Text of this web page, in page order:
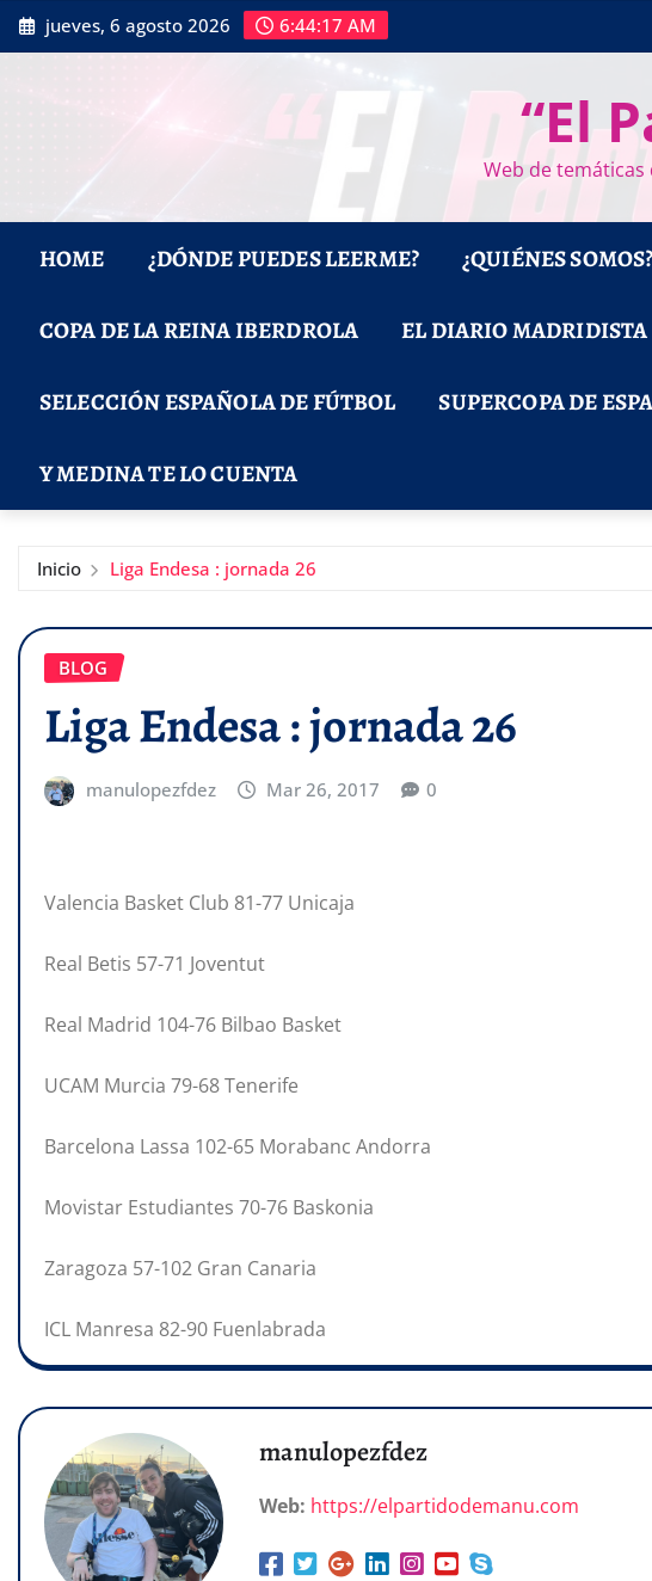
Saltar
al
jueves, 6 agosto 2026 6:44:17 AM
“El
Web de
HOME ¿DÓNDE PUEDES LEERME? ¿QUIÉNES SOMOS?
COPA DE LA REINA IBERDROLA EL DIARIO MADRIDISTA
SELECCIÓN ESPAÑOLA DE FÚTBOL SUPERCOPA DE
Y MEDINA TE LO CUENTA
Inicio Liga Endesa : jornada 26
BLOG
Liga Endesa : jornada 26
manulopezfdez Mar 26, 2017 0
Valencia Basket Club 81-77 Unicaja
Real Betis 57-71 Joventut
Real Madrid 104-76 Bilbao Basket
UCAM Murcia 79-68 Tenerife
Barcelona Lassa 102-65 Morabanc Andorra
Movistar Estudiantes 70-76 Baskonia
Zaragoza 57-102 Gran Canaria
ICL Manresa 82-90 Fuenlabrada
manulopezfdez
Web: https://elpartidodemanu.com